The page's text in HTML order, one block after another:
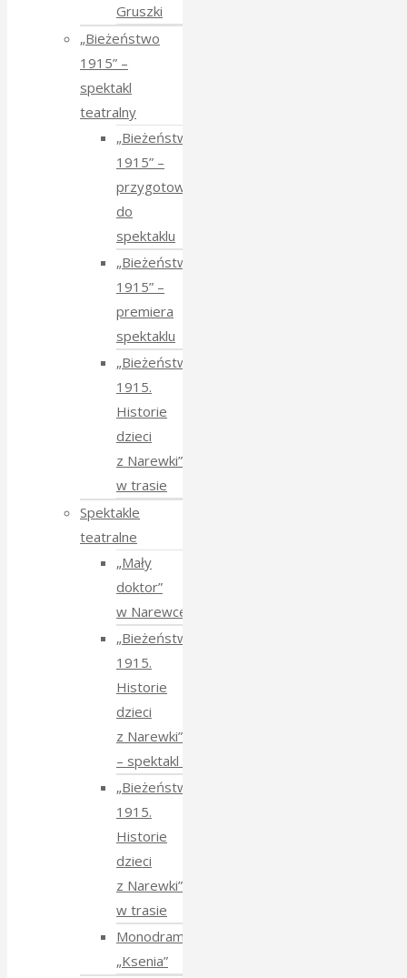
Gruszki
„Bieżeństwo
1915” –
spektakl
teatralny
„Bieżeństwo
1915” –
przygotowania
do
spektaklu
„Bieżeństwo
1915” –
premiera
spektaklu
„Bieżeństwo
1915.
Historie
dzieci
z Narewki”
w trasie
Spektakle
teatralne
„Mały
doktor”
w Narewce
„Bieżeństwo
1915.
Historie
dzieci
z Narewki”
⁠–⁠ spektakl teatralny
„Bieżeństwo
1915.
Historie
dzieci
z Narewki”
w trasie
Monodram
„Ksenia”